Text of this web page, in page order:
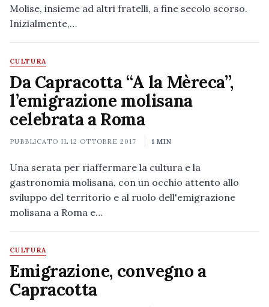
Molise, insieme ad altri fratelli, a fine secolo scorso.
Inizialmente,…
CULTURA
Da Capracotta “A la Mèreca”,
l’emigrazione molisana
celebrata a Roma
PUBBLICATO IL12 OTTOBRE 2017 1 MIN
Una serata per riaffermare la cultura e la
gastronomia molisana, con un occhio attento allo
sviluppo del territorio e al ruolo dell'emigrazione
molisana a Roma e…
CULTURA
Emigrazione, convegno a
Capracotta